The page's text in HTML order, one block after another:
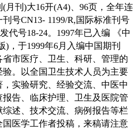
月刊)大16开(A4)、96页，全年连
号CN13- 1199/R,国际标准刊号
代号18-24。1997年已入编 《中
)，于1999年6月入编中国期刊
省市医疗、卫生、科研、管理的
验。以全国卫生技术人员为主要
实验研究、经验交流、中医中
告、临床护理、卫生及医院管
述、技术交流、病例报告等栏
国医学工作者投稿，来稿请注意